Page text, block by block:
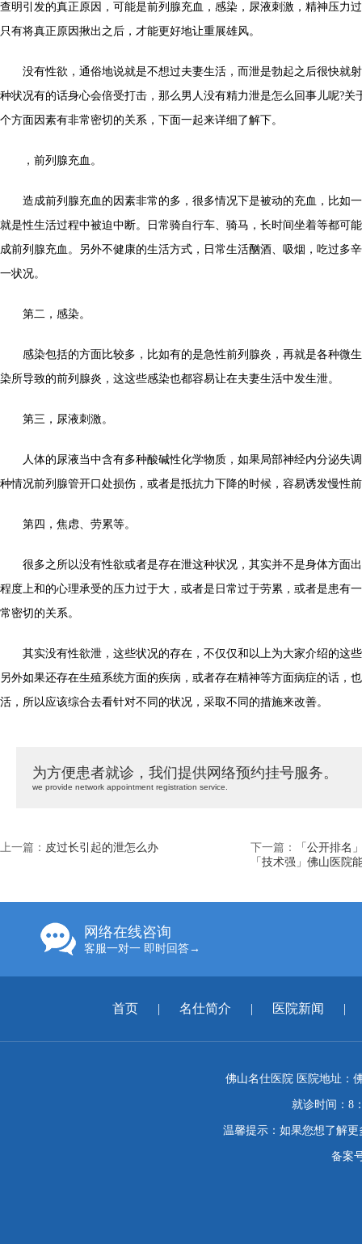
查明引发的真正原因，可能是前列腺充血，感染，尿液刺激，精神压力
只有将真正原因揪出之后，才能更好地让重展雄风。
没有性欲，通俗地说就是不想过夫妻生活，而泄是勃起之后很快就
种状况有的话身心会倍受打击，那么男人没有精力泄是怎么回事儿呢?关
个方面因素有非常密切的关系，下面一起来详细了解下。
，前列腺充血。
造成前列腺充血的因素非常的多，很多情况下是被动的充血，比如
就是性生活过程中被迫中断。日常骑自行车、骑马，长时间坐着等都可
成前列腺充血。另外不健康的生活方式，日常生活酗酒、吸烟，吃过多
一状况。
第二，感染。
感染包括的方面比较多，比如有的是急性前列腺炎，再就是各种微
染所导致的前列腺炎，这这些感染也都容易让在夫妻生活中发生泄。
第三，尿液刺激。
人体的尿液当中含有多种酸碱性化学物质，如果局部神经内分泌失
种情况前列腺管开口处损伤，或者是抵抗力下降的时候，容易诱发慢性
第四，焦虑、劳累等。
很多之所以没有性欲或者是存在泄这种状况，其实并不是身体方面
程度上和的心理承受的压力过于大，或者是日常过于劳累，或者是患有
常密切的关系。
其实没有性欲泄，这些状况的存在，不仅仅和以上为大家介绍的这
另外如果还存在生殖系统方面的疾病，或者存在精神等方面病症的话，
活，所以应该综合去看针对不同的状况，采取不同的措施来改善。
为方便患者就诊，我们提供网络预约挂号服务。
we provide network appointment registration service.
上一篇： 皮过长引起的泄怎么办 下一篇：
「公开排名
「技术强」佛山医院
网络在线咨询
客服一对一 即时回答→
首页 | 名仕简介 | 医院新闻 |
佛山名仕医院 医院地址：
就诊时间：8
温馨提示：如果您想了解
备案